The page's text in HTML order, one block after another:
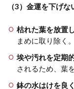
（3）金運を下げ
枯れた葉を放置
まめに取り除く。
埃や汚れを定期
されるため、葉
鉢の水はけを良